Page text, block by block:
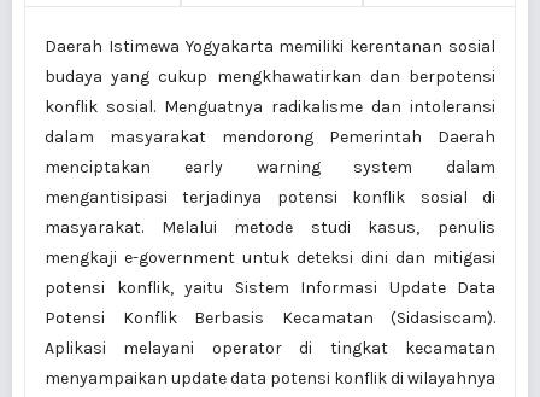
Daerah Istimewa Yogyakarta memiliki kerentanan sosial
budaya yang cukup mengkhawatirkan dan berpotensi
konflik sosial. Menguatnya radikalisme dan intoleransi
dalam masyarakat mendorong Pemerintah Daerah
menciptakan early warning system dalam
mengantisipasi terjadinya potensi konflik sosial di
masyarakat. Melalui metode studi kasus, penulis
mengkaji e-government untuk deteksi dini dan mitigasi
potensi konflik, yaitu Sistem Informasi Update Data
Potensi Konflik Berbasis Kecamatan (Sidasiscam).
Aplikasi melayani operator di tingkat kecamatan
menyampaikan update data potensi konflik di wilayahnya